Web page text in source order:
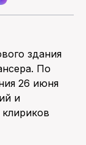
здания
По
26 июня
и